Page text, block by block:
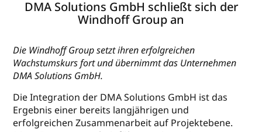
DMA Solutions GmbH schließt sich der
Windhoff Group an
Die Windhoff Group setzt ihren erfolgreichen
Wachstumskurs fort und übernimmt das Unternehmen
DMA Solutions GmbH.
Die Integration der DMA Solutions GmbH ist das
Ergebnis einer bereits langjährigen und
erfolgreichen Zusammenarbeit auf Projektebene.